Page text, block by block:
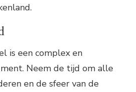
is een complex en
Neem de tijd om alle
en de sfeer van de